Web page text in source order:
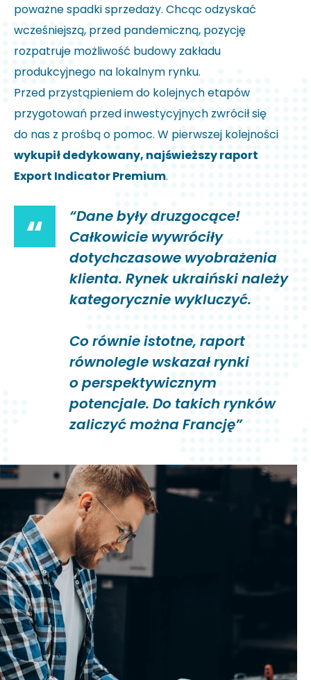
poważne spadki sprzedaży. Chcąc odzyskać
wcześniejszą, przed pandemiczną, pozycję
rozpatruje możliwość budowy zakładu
produkcyjnego na lokalnym rynku.
Przed przystąpieniem do kolejnych etapów
przygotowań przed inwestycyjnych zwrócił się
do nas z prośbą o pomoc. W pierwszej kolejności
wykupił dedykowany, najświeższy raport
Export Indicator Premium.
“
“Dane były druzgocące!
Całkowicie wywróciły
dotychczasowe wyobrażenia
klienta. Rynek ukraiński należy
kategorycznie wykluczyć.
Co równie istotne, raport
równolegle wskazał rynki
o perspektywicznym
potencjale. Do takich rynków
zaliczyć można Francję”